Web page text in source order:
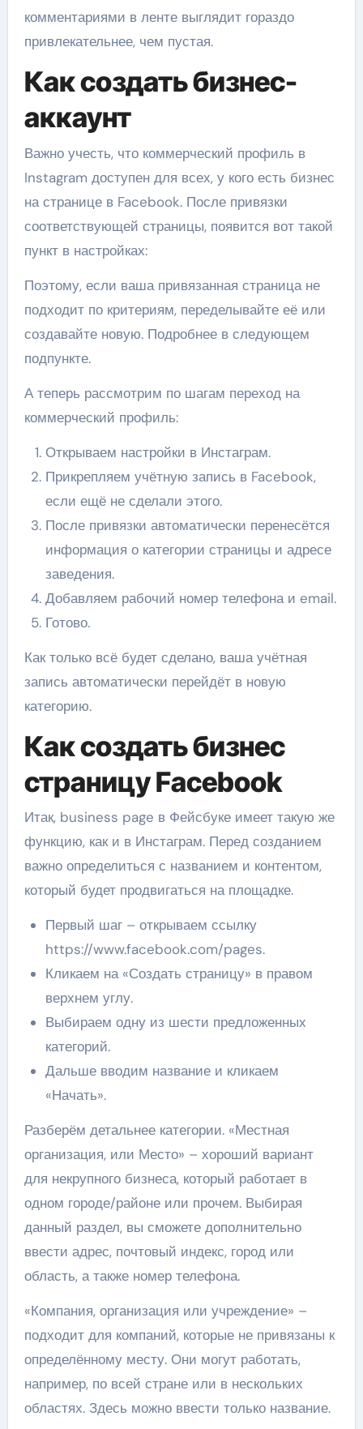
комментариями в ленте выглядит гораздо
привлекательнее, чем пустая.
Как создать бизнес-
аккаунт
Важно учесть, что коммерческий профиль в
Instagram доступен для всех, у кого есть бизнес
на странице в Facebook. После привязки
соответствующей страницы, появится вот такой
пункт в настройках:
Поэтому, если ваша привязанная страница не
подходит по критериям, переделывайте её или
создавайте новую. Подробнее в следующем
подпункте.
А теперь рассмотрим по шагам переход на
коммерческий профиль:
Открываем настройки в Инстаграм.
Прикрепляем учётную запись в Facebook,
если ещё не сделали этого.
После привязки автоматически перенесётся
информация о категории страницы и адресе
заведения.
Добавляем рабочий номер телефона и email.
Готово.
Как только всё будет сделано, ваша учётная
запись автоматически перейдёт в новую
категорию.
Как создать бизнес
страницу Facebook
Итак, business page в Фейсбуке имеет такую же
функцию, как и в Инстаграм. Перед созданием
важно определиться с названием и контентом,
который будет продвигаться на площадке.
Первый шаг – открываем ссылку
https://www.facebook.com/pages.
Кликаем на «Создать страницу» в правом
верхнем углу.
Выбираем одну из шести предложенных
категорий.
Дальше вводим название и кликаем
«Начать».
Разберём детальнее категории. «Местная
организация, или Место» – хороший вариант
для некрупного бизнеса, который работает в
одном городе/районе или прочем. Выбирая
данный раздел, вы сможете дополнительно
ввести адрес, почтовый индекс, город или
область, а также номер телефона.
«Компания, организация или учреждение» –
подходит для компаний, которые не привязаны к
определённому месту. Они могут работать,
например, по всей стране или в нескольких
областях. Здесь можно ввести только название.